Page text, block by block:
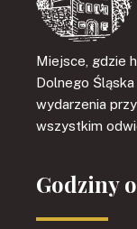
Miejsce, gdzie
Dolnego
wydarzenia
wszystkim
Godziny